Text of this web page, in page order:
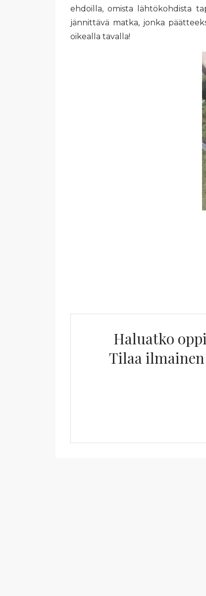
ehdoilla, omista lähtökohdista
jännittävä matka, jonka
oikealla tavalla!
Haluatko
Tilaa